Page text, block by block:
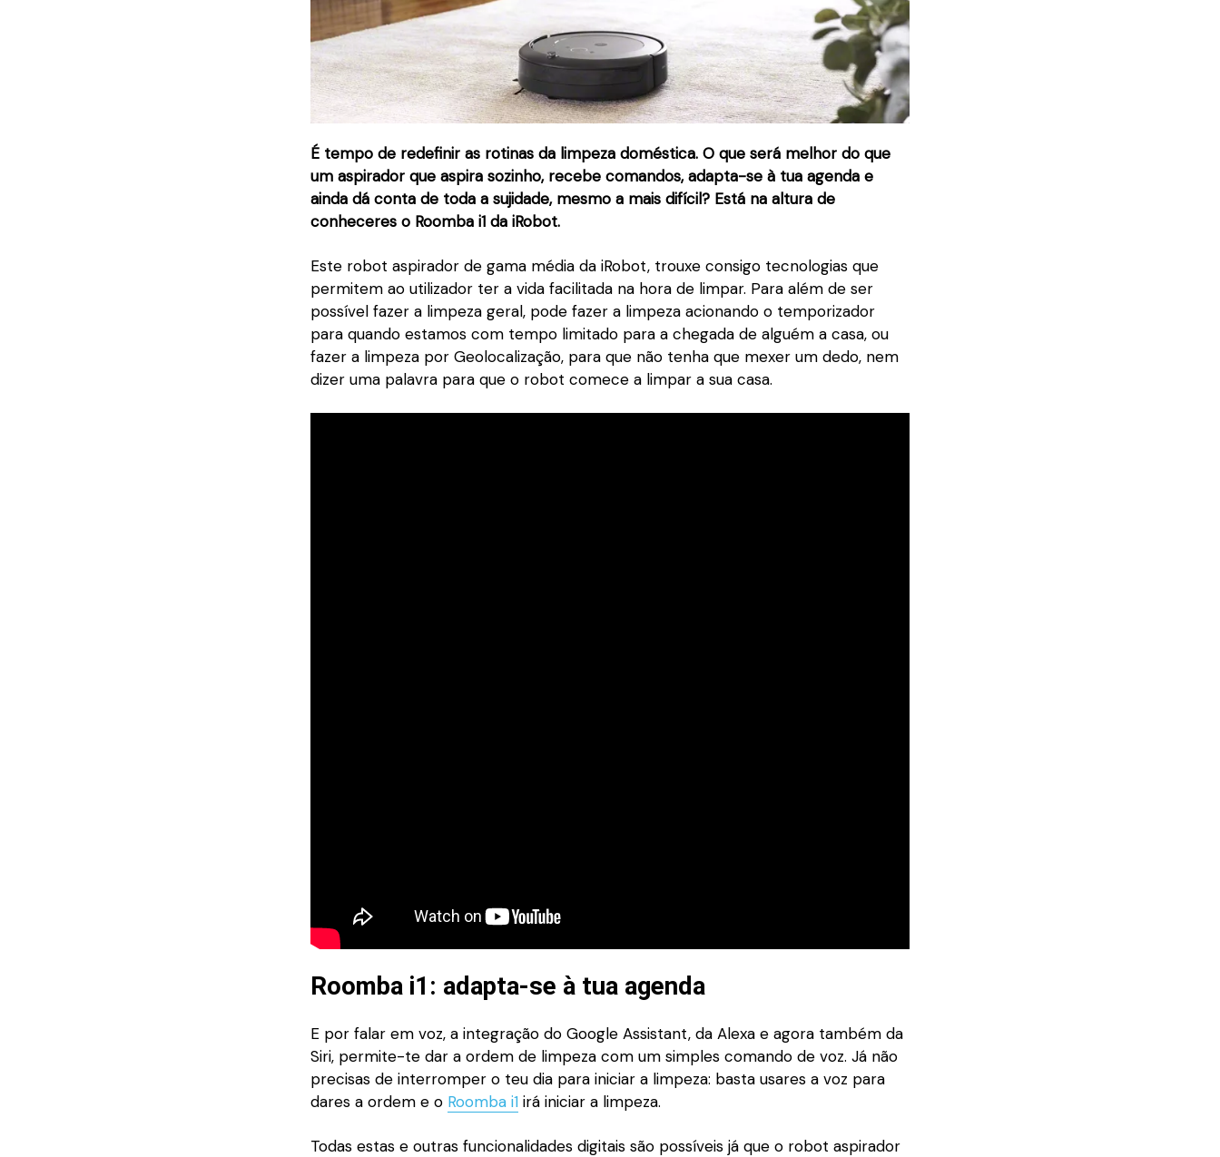
É tempo de redefinir as rotinas da limpeza doméstica. O que será melhor do que
um aspirador que aspira sozinho, recebe comandos, adapta-se à tua agenda e
ainda dá conta de toda a sujidade, mesmo a mais difícil? Está na altura de
conheceres o Roomba i1 da iRobot.
Este robot aspirador de gama média da iRobot, trouxe consigo tecnologias que
permitem ao utilizador ter a vida facilitada na hora de limpar. Para além de ser
possível fazer a limpeza geral, pode fazer a limpeza acionando o temporizador
para quando estamos com tempo limitado para a chegada de alguém a casa, ou
fazer a limpeza por Geolocalização, para que não tenha que mexer um dedo, nem
dizer uma palavra para que o robot comece a limpar a sua casa.
Roomba i1: adapta-se à tua agenda
E por falar em voz, a integração do Google Assistant, da Alexa e agora também da
Siri, permite-te dar a ordem de limpeza com um simples comando de voz. Já não
precisas de interromper o teu dia para iniciar a limpeza: basta usares a voz para
dares a ordem e o Roomba i1 irá iniciar a limpeza.
Todas estas e outras funcionalidades digitais são possíveis já que o robot aspirador